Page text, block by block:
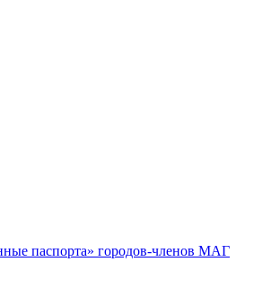
паспорта» городов-членов МАГ